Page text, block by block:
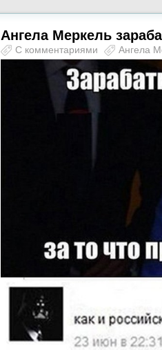
Ангела Меркель
С комментариями Ангела